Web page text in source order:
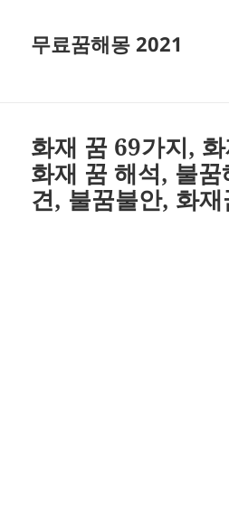
무료꿈해몽 2021
화재 꿈 69가지,
화재 꿈 해석, 불
견, 불꿈불안, 화재